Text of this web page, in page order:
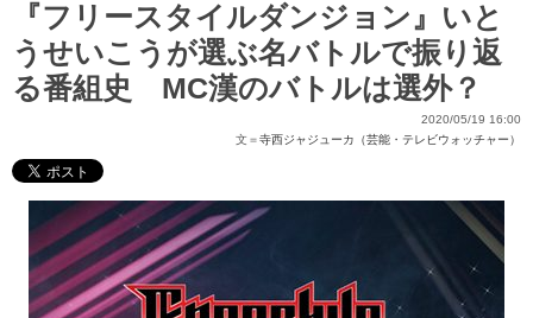
『フリースタイルダンジョン』いと
うせいこうが選ぶ名バトルで振り返
る番組史 MC漢のバトルは選外？
2020/05/19 16:00
文＝寺西ジャジューカ（芸能・テレビウォッチャー）